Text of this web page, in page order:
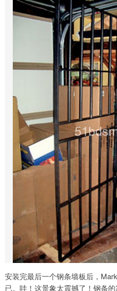
安装完最后一个钢条墙板后，
已。哇！这景象太震撼了！钢条